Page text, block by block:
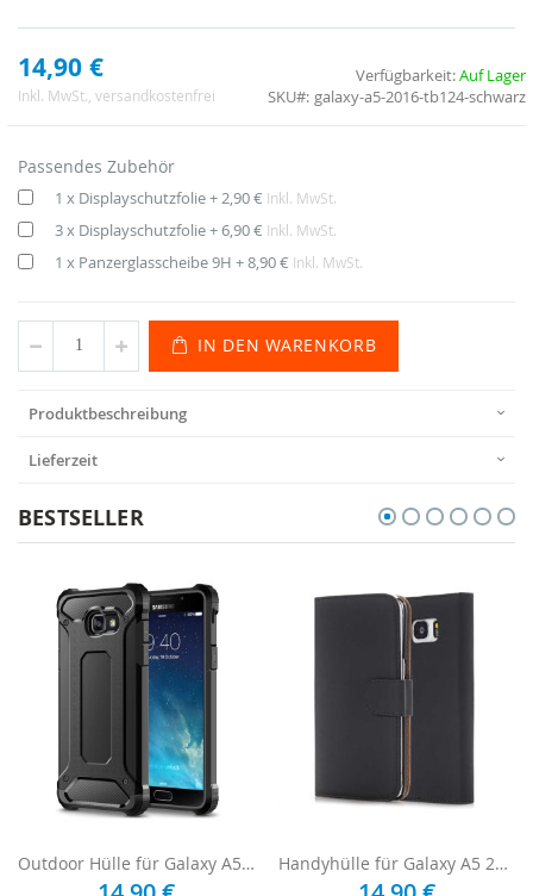
14,90 €
Inkl. MwSt. , versandkostenfrei
Verfügbarkeit:Auf Lager
SKU
galaxy-a5-2016-tb124-schwarz
Passendes Zubehör
1 x Displayschutzfolie+ 2,90 € Inkl. MwSt.
3 x Displayschutzfolie+6,90 € Inkl. MwSt.
1 x Panzerglasscheibe 9H +8,90 € Inkl. MwSt.
IN DEN WARENKORB
Produktbeschreibung
Lieferzeit
BESTSELLER
Outdoor Hülle für Galaxy A5 (2016) - Schwarz Handyhülle für Galaxy A5 2016 - Schwarz